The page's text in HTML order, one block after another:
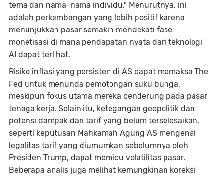
tema dan nama-nama individu." Menurutnya, ini
adalah perkembangan yang lebih positif karena
menunjukkan pasar semakin mendekati fase
monetisasi di mana pendapatan nyata dari teknologi
AI dapat terlihat.
Risiko inflasi yang persisten di AS dapat memaksa The
Fed untuk menunda pemotongan suku bunga,
meskipun fokus utama mereka cenderung pada pasar
tenaga kerja. Selain itu, ketegangan geopolitik dan
potensi dampak dari tarif yang belum terselesaikan,
seperti keputusan Mahkamah Agung AS mengenai
legalitas tarif yang diumumkan sebelumnya oleh
Presiden Trump, dapat memicu volatilitas pasar.
Beberapa analis juga melihat kemungkinan koreksi